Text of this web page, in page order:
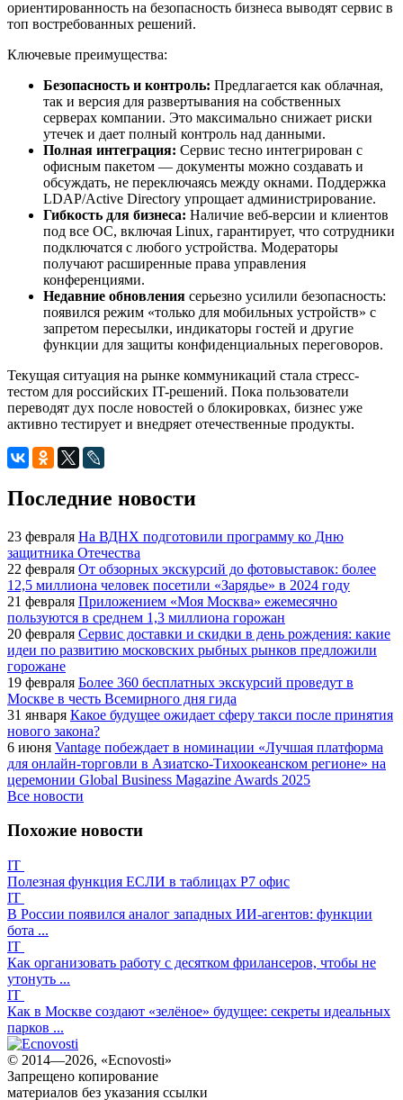
ориентированность на безопасность бизнеса выводят сервис в
топ востребованных решений.
Ключевые преимущества:
Безопасность и контроль: Предлагается как облачная,
так и версия для развертывания на собственных
серверах компании. Это максимально снижает риски
утечек и дает полный контроль над данными.
Полная интеграция: Сервис тесно интегрирован с
офисным пакетом — документы можно создавать и
обсуждать, не переключаясь между окнами. Поддержка
LDAP/Active Directory упрощает администрирование.
Гибкость для бизнеса: Наличие веб-версии и клиентов
под все ОС, включая Linux, гарантирует, что сотрудники
подключатся с любого устройства. Модераторы
получают расширенные права управления
конференциями.
Недавние обновления серьезно усилили безопасность:
появился режим «только для мобильных устройств» с
запретом пересылки, индикаторы гостей и другие
функции для защиты конфиденциальных переговоров.
Текущая ситуация на рынке коммуникаций стала стресс-
тестом для российских IT-решений. Пока пользователи
переводят дух после новостей о блокировках, бизнес уже
активно тестирует и внедряет отечественные продукты.
Последние новости
23 февраля На ВДНХ подготовили программу ко Дню
защитника Отечества
22 февраля От обзорных экскурсий до фотовыставок: более
12,5 миллиона человек посетили «Зарядье» в 2024 году
21 февраля Приложением «Моя Москва» ежемесячно
пользуются в среднем 1,3 миллиона горожан
20 февраля Сервис доставки и скидки в день рождения: какие
идеи по развитию московских рыбных рынков предложили
горожане
19 февраля Более 360 бесплатных экскурсий проведут в
Москве в честь Всемирного дня гида
31 января Какое будущее ожидает сферу такси после принятия
нового закона?
6 июня Vantage побеждает в номинации «Лучшая платформа
для онлайн-торговли в Азиатско-Тихоокеанском регионе» на
церемонии Global Business Magazine Awards 2025
Все новости
Похожие новости
IT
Полезная функция ЕСЛИ в таблицах Р7 офис
IT
В России появился аналог западных ИИ-агентов: функции
бота ...
IT
Как организовать работу с десятком фрилансеров, чтобы не
утонуть ...
IT
Как в Москве создают «зелёное» будущее: секреты идеальных
парков ...
© 2014—2026, «Ecnovosti»
Запрещено копирование
материалов без указания ссылки